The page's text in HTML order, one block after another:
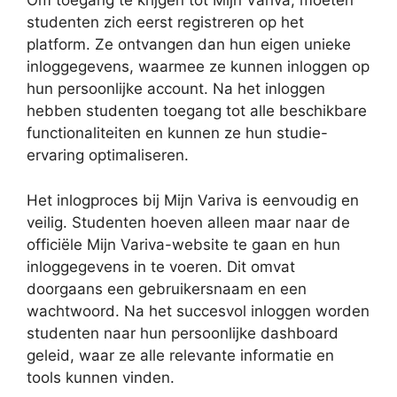
studenten zich eerst registreren op het
platform. Ze ontvangen dan hun eigen unieke
inloggegevens, waarmee ze kunnen inloggen op
hun persoonlijke account. Na het inloggen
hebben studenten toegang tot alle beschikbare
functionaliteiten en kunnen ze hun studie-
ervaring optimaliseren.
Het inlogproces bij Mijn Variva is eenvoudig en
veilig. Studenten hoeven alleen maar naar de
officiële Mijn Variva-website te gaan en hun
inloggegevens in te voeren. Dit omvat
doorgaans een gebruikersnaam en een
wachtwoord. Na het succesvol inloggen worden
studenten naar hun persoonlijke dashboard
geleid, waar ze alle relevante informatie en
tools kunnen vinden.